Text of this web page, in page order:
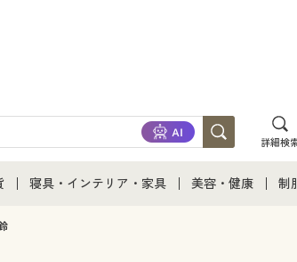
詳細検
べて
寝具・インテリア・家具 美容・健康 制